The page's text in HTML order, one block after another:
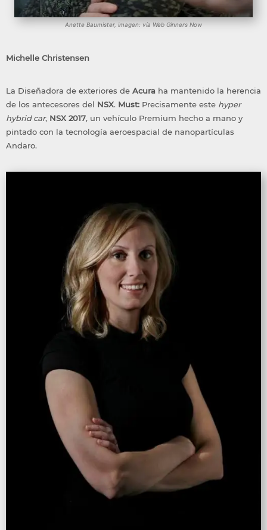
Anette Baumister, imagen: vía Web Ginners Now
Michelle Christensen
La Diseñadora de exteriores de Acura ha mantenido la herencia
de los antecesores del NSX. Must: Precisamente este hyper
hybrid car, NSX 2017, un vehículo Premium hecho a mano y
pintado con la tecnología aeroespacial de nanopartículas
Andaro.